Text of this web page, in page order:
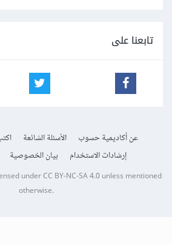
تابعنا على
عن أكاديمية حسوب الأسئلة الشائعة
إرشادات الاستخدام
بيان الخصوصية
underCC BY-NC-SA 4.0unless mentioned
otherwise.